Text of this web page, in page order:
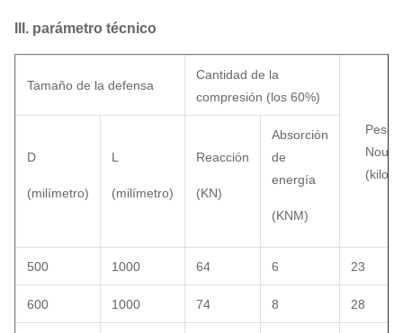
III. parámetro técnico
Tamaño de la defensa
Cantidad de la
compresión (los 60%)
Peso
D
(milímetro)
L
(milímetro)
Reacción
(KN)
Absorción
de
energía
(KNM)
500 1000 64 6 23
600 1000 74 8 28